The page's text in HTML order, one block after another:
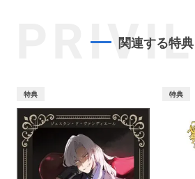
関連する特典
特典 特典